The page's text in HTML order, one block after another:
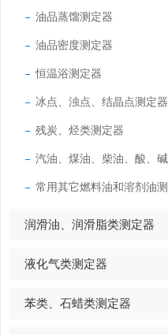
油品蒸馏测定器
油品密度测定器
恒温浴测定器
冰点、浊点、结晶点测定器
残炭、烃类测定器
润滑油、润滑脂类测定器
液化气类测定器
苯类、石蜡类测定器